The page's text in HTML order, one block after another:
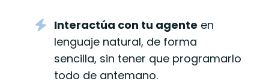
Interactúa con tu agente en
lenguaje natural, de forma
sencilla, sin tener que programarlo
todo de antemano.